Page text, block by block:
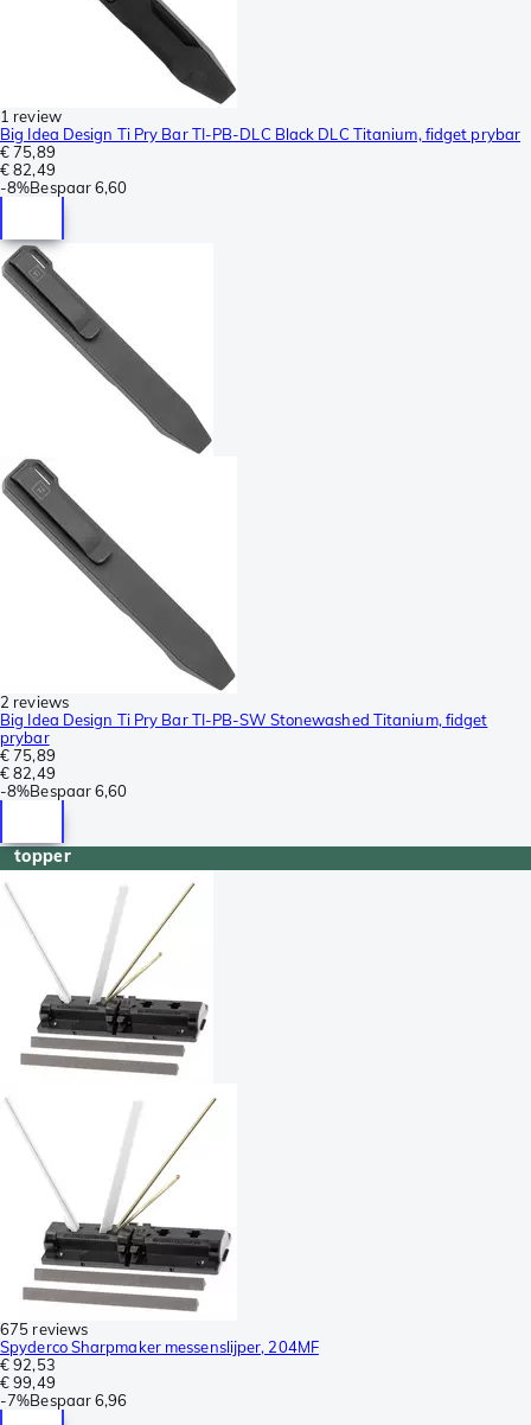
1 review
Big Idea Design Ti Pry Bar TI-PB-DLC Black DLC Titanium, fidget prybar
€ 75,89
€ 82,49
-8%Bespaar6,60
2 reviews
Big Idea Design Ti Pry Bar TI-PB-SW Stonewashed Titanium, fidget
prybar
€ 75,89
€ 82,49
-8%Bespaar6,60
topper
675 reviews
Spyderco Sharpmaker messenslijper, 204MF
€ 92,53
€ 99,49
-7%Bespaar6,96